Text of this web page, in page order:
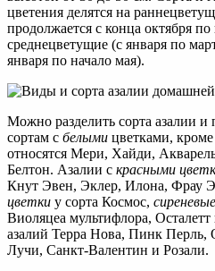
цветения делятся на
продолжается с конца октября по
среднецветущие (с января по
января по начало мая).
Можно разделить сорта азалии
сортам с белыми цветками,
относятся Мери, Хайди,
Белтон. Азалии с красными
Кнут Эвен, Эклер, Илона, Фрау
цветки у сорта Космос, сиреневые
Виоляцеа мультифлора, Осталетт
азалий Терра Нова, Пинк Перль,
Лучи, Санкт-Валентин и Розали.